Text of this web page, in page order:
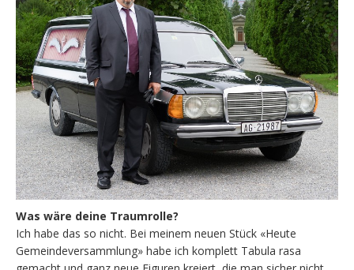
Was wäre deine Traumrolle?
Ich habe das so nicht. Bei meinem neuen Stück «Heute
Gemeindeversammlung» habe ich komplett Tabula rasa